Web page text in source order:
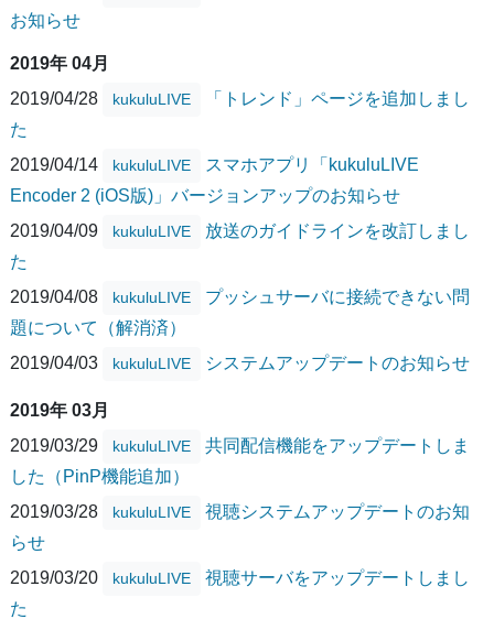
お知らせ
2019年 04月
2019/04/28
kukuluLIVE
「トレンド」ページを追加しまし
た
2019/04/14
kukuluLIVE
スマホアプリ「kukuluLIVE
Encoder 2 (iOS版)」バージョンアップのお知らせ
2019/04/09
kukuluLIVE
放送のガイドラインを改訂しまし
た
2019/04/08
kukuluLIVE
プッシュサーバに接続できない問
題について（解消済）
2019/04/03
kukuluLIVE システムアップデートのお知らせ
2019年 03月
2019/03/29
kukuluLIVE
共同配信機能をアップデートしま
した（PinP機能追加）
2019/03/28
kukuluLIVE
視聴システムアップデートのお知
らせ
2019/03/20
kukuluLIVE
視聴サーバをアップデートしまし
た